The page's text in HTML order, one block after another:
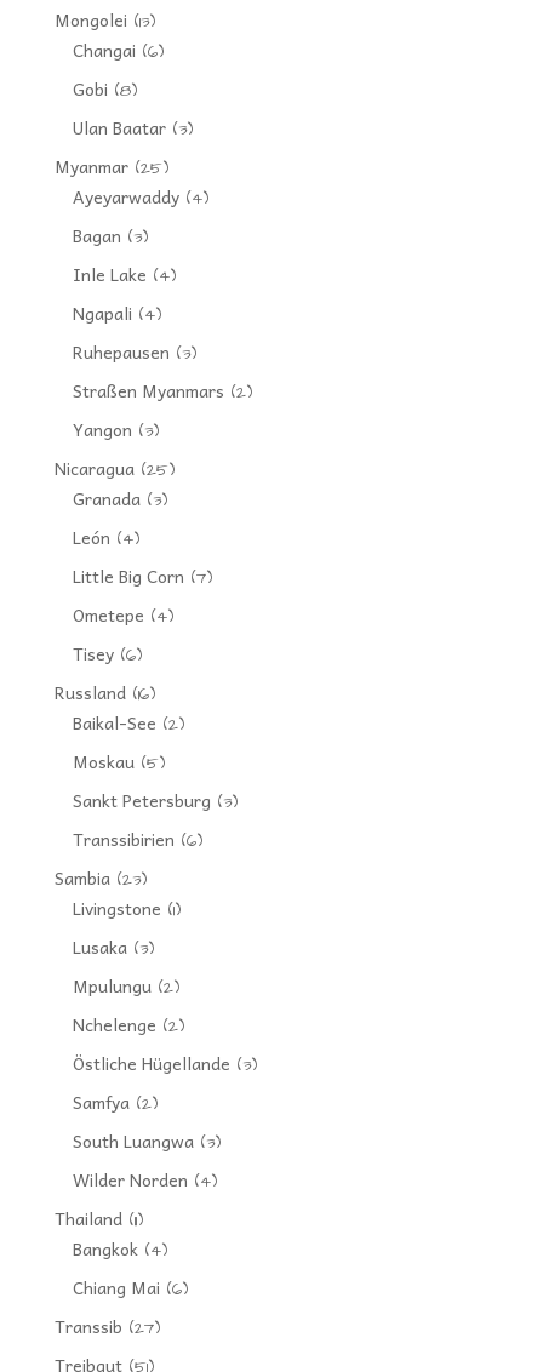
Mongolei (13)
Changai (6)
Gobi (8)
Ulan Baatar(3)
Myanmar(25)
Ayeyarwaddy(4)
Bagan (3)
Inle Lake (4)
Ngapali (4)
Ruhepausen (3)
Straßen Myanmars (2)
Yangon (3)
Nicaragua(25)
Granada(3)
León (4)
Little Big Corn (7)
Ometepe (4)
Tisey(6)
Russland(16)
Baikal-See (2)
Moskau(5)
Sankt Petersburg (3)
Transsibirien (6)
Sambia(23)
Livingstone (1)
Lusaka(3)
Mpulungu(2)
Nchelenge (2)
Östliche Hügellande (3)
Samfya(2)
South Luangwa(3)
Wilder Norden (4)
Thailand(11)
Bangkok(4)
Chiang Mai (6)
Transsib (27)
Treibgut(51)